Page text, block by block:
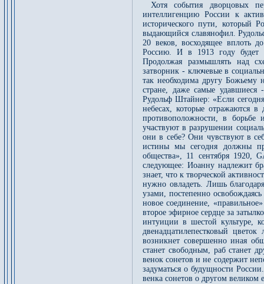
Хотя события дворцовых
интеллигенцию России к
исторического пути, который
выдающийся славянофил.
20 веков, восходящее вплоть
Россию. И в 1913 году будет
Продолжая размышлять над
затворник - ключевые в
так необходима другу Божьему
стране, даже самые удавшиеся
Рудольф Штайнер: «Если
небесах, которые отражаются
противоположности, в
участвуют в разрушении
они в себе? Они чувствуют в
истины мы сегодня должны
общества», 11 сентября 1920,
следующее: Иоанну надлежит
знает, что к творческой
нужно овладеть. Лишь
узами, постепенно
новое соединение,
второе эфирное сердце за
интуиции в шестой культуре,
двенадцатилепестковый
возникнет совершенно иная
станет свободным, раб станет
венок сонетов и не содержит
задуматься о будущности
венка сонетов о другом